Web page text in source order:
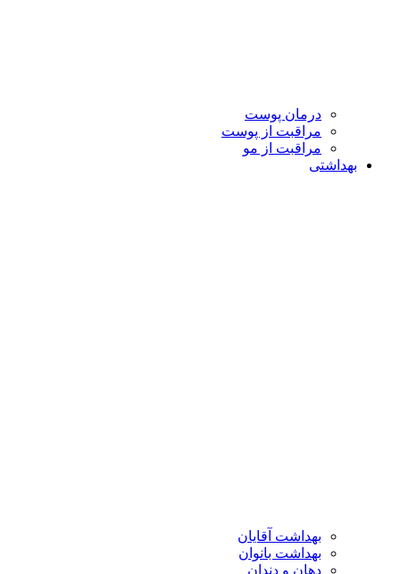
درمان پوست
مراقبت از پوست
مراقبت از مو
بهداشتی
بهداشت آقایان
بهداشت بانوان
دهان و دندان